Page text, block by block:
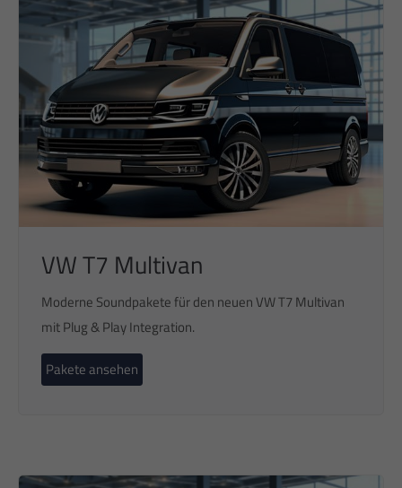
VW T7 Multivan
Moderne Soundpakete für den neuen VW T7 Multivan
mit Plug & Play Integration.
Pakete ansehen